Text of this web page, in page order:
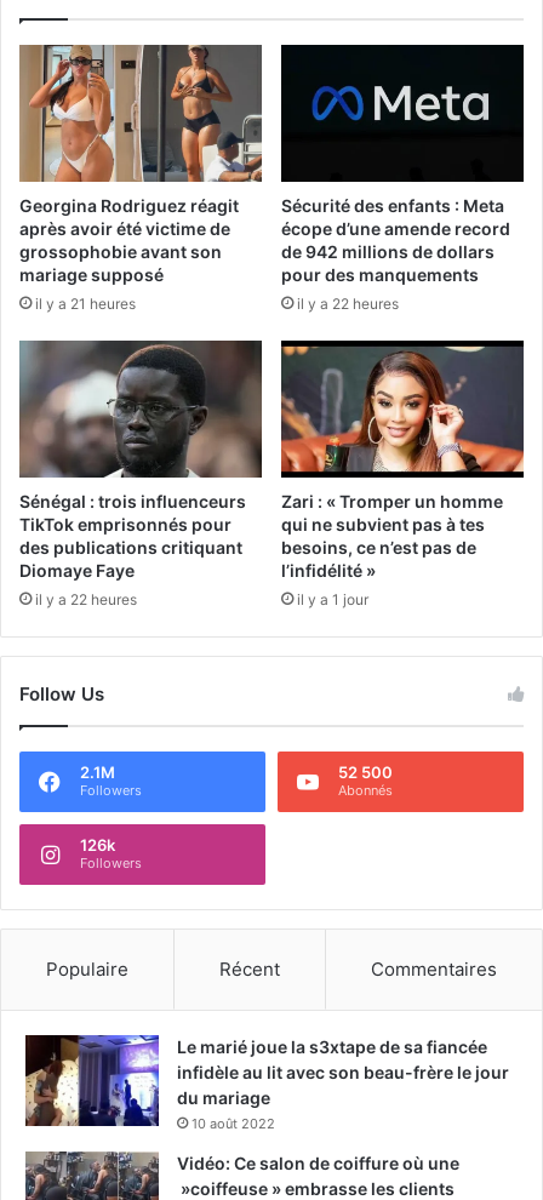
Georgina Rodriguez réagit
après avoir été victime de
grossophobie avant son
mariage supposé
il y a 21 heures
Sécurité des enfants : Meta
écope d’une amende record
de 942 millions de dollars
pour des manquements
il y a 22 heures
Sénégal : trois influenceurs
TikTok emprisonnés pour
des publications critiquant
Diomaye Faye
il y a 22 heures
Zari : « Tromper un homme
qui ne subvient pas à tes
besoins, ce n’est pas de
l’infidélité »
il y a 1 jour
Follow Us
2.1M
Followers
52 500
Abonnés
126k
Followers
Populaire Récent Commentaires
Le marié joue la s3xtape de sa fiancée
infidèle au lit avec son beau-frère le jour
du mariage
10 août 2022
Vidéo: Ce salon de coiffure où une
»coiffeuse » embrasse les clients